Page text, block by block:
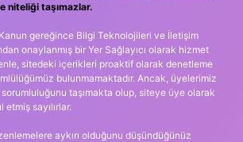
niteliği taşımazlar.
Kanun gereğince Bilgi Teknolojileri ve İletişim
onaylanmış bir Yer Sağlayıcı olarak hizmet
sitedeki içerikleri proaktif olarak denetleme
bulunmamaktadır. Ancak, üyelerimiz
taşımakta olup, siteye üye olarak
sayılırlar.
aykırı olduğunu düşündüğünüz